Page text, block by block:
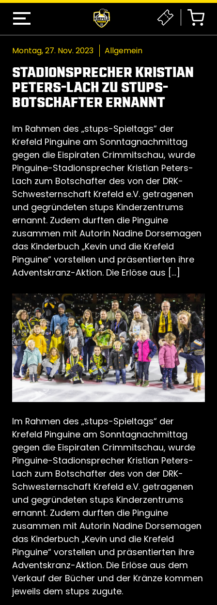
Montag, 27. Nov. 2023 Allgemein
STADIONSPRECHER KRISTIAN
PETERS-LACH ZU STUPS-
BOTSCHAFTER ERNANNT
Im Rahmen des „stups-Spieltags“ der
Krefeld Pinguine am Sonntagnachmittag
gegen die Eispiraten Crimmitschau, wurde
Pinguine-Stadionsprecher Kristian Peters-
Lach zum Botschafter des von der DRK-
Schwesternschaft Krefeld e.V. getragenen
und gegründeten stups Kinderzentrums
ernannt. Zudem durften die Pinguine
zusammen mit Autorin Nadine Dorsemagen
das Kinderbuch „Kevin und die Krefeld
Pinguine“ vorstellen und präsentierten ihre
Adventskranz-Aktion. Die Erlöse aus […]
Im Rahmen des „stups-Spieltags“ der
Krefeld Pinguine am Sonntagnachmittag
gegen die Eispiraten Crimmitschau, wurde
Pinguine-Stadionsprecher Kristian Peters-
Lach zum Botschafter des von der DRK-
Schwesternschaft Krefeld e.V. getragenen
und gegründeten stups Kinderzentrums
ernannt. Zudem durften die Pinguine
zusammen mit Autorin Nadine Dorsemagen
das Kinderbuch „Kevin und die Krefeld
Pinguine“ vorstellen und präsentierten ihre
Adventskranz-Aktion. Die Erlöse aus dem
Verkauf der Bücher und der Kränze kommen
jeweils dem stups zugute.